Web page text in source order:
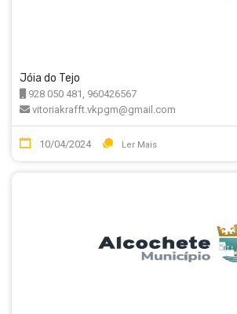
Jóia do Tejo
928 050 481, 960426567
vitoriakrafft.vkpgm@gmail.com
10/04/2024 Ler Mais